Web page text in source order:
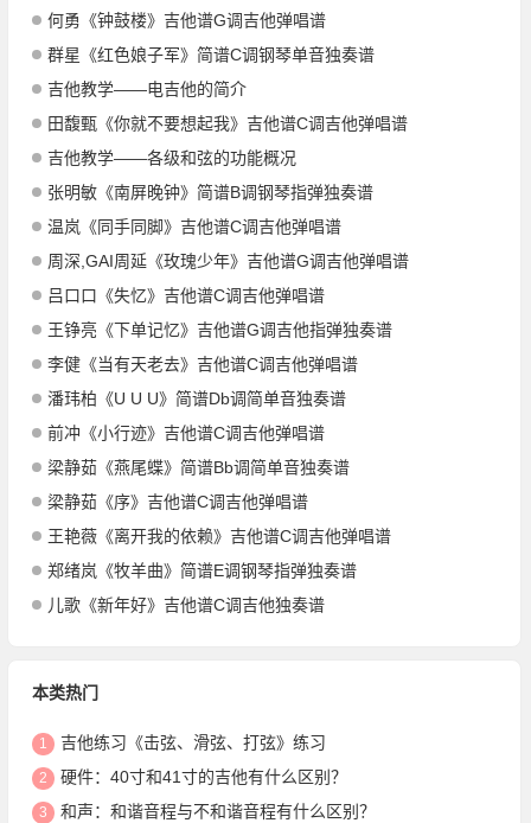
何勇《钟鼓楼》吉他谱G调吉他弹唱谱
群星《红色娘子军》简谱C调钢琴单音独奏谱
吉他教学——电吉他的简介
田馥甄《你就不要想起我》吉他谱C调吉他弹唱谱
吉他教学——各级和弦的功能概况
张明敏《南屏晚钟》简谱B调钢琴指弹独奏谱
温岚《同手同脚》吉他谱C调吉他弹唱谱
周深,GAI周延《玫瑰少年》吉他谱G调吉他弹唱谱
吕口口《失忆》吉他谱C调吉他弹唱谱
王铮亮《下单记忆》吉他谱G调吉他指弹独奏谱
李健《当有天老去》吉他谱C调吉他弹唱谱
潘玮柏《U U U》简谱Db调简单音独奏谱
前冲《小行迹》吉他谱C调吉他弹唱谱
梁静茹《燕尾蝶》简谱Bb调简单音独奏谱
梁静茹《序》吉他谱C调吉他弹唱谱
王艳薇《离开我的依赖》吉他谱C调吉他弹唱谱
郑绪岚《牧羊曲》简谱E调钢琴指弹独奏谱
儿歌《新年好》吉他谱C调吉他独奏谱
本类热门
1 吉他练习《击弦、滑弦、打弦》练习
2 硬件：40寸和41寸的吉他有什么区别？
3 和声：和谐音程与不和谐音程有什么区别？